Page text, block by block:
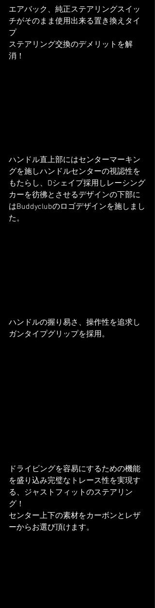
エアバック、純正ステアリングスイッ
チがそのまま使用出来る置き換えタイ
プ
ステアリング交換のデメリットを解
消！
ハンドル直上部にはセンターマーキン
グを施しハンドルセンターの視認性を
もたらし、Dシェイプ採用しレーシング
カーを彷彿とさせるデザインの​下部に
はBuddyclubのロゴデザインを施しまし
た。
ハンドルの握り易さ、操作性を追求し
ガンタイプグリップを採用。
ドライビングを容易にするための機能
を盛り込み完璧なトレース性を実現す
る、ジャストフィットのステアリン
グ！
センター上下の素材をカーボンとレザ
ーからお選び頂けます。